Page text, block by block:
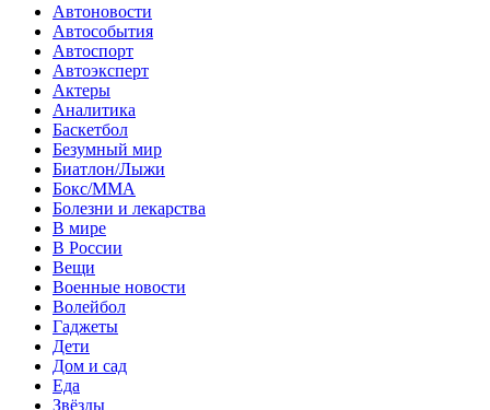
Автоновости
Автособытия
Автоспорт
Автоэксперт
Актеры
Аналитика
Баскетбол
Безумный мир
Биатлон/Лыжи
Бокс/MMA
Болезни и лекарства
В мире
В России
Вещи
Военные новости
Волейбол
Гаджеты
Дети
Дом и сад
Еда
Звёзды